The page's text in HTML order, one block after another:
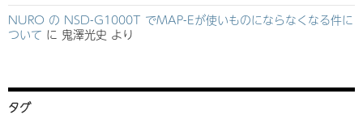
NURO の NSD-G1000T でMAP-Eが使いものにならなくなる件に
ついて に 鬼澤光史 より
タグ